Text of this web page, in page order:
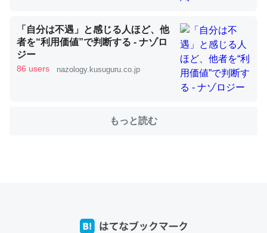
ジになったり努力してるし。
─ニュース :: 【研究発表】昆虫学の大問題＝「昆虫はなぜ海にいな
「自分は不遇」と感じる人ほど、他
者を“利用価値”で判断する - ナゾロ
ジー
86 users nazology.kusuguru.co.jp
もっと読む